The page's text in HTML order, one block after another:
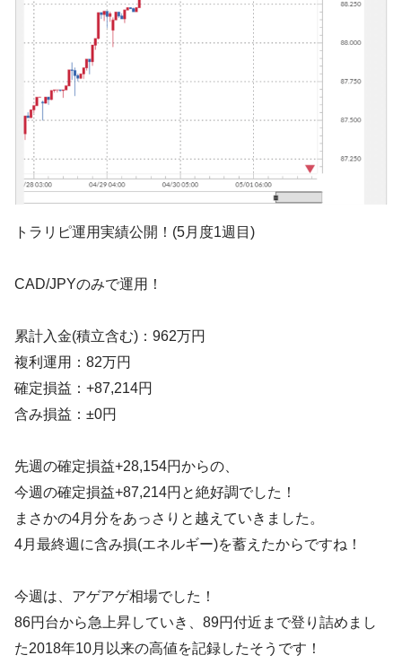
トラリピ運用実績公開！(5月度1週目)
CAD/JPYのみで運用！
累計入金(積立含む)：962万円
複利運用：82万円
確定損益：+87,214円
含み損益：±0円
先週の確定損益+28,154円からの、
今週の確定損益+87,214円と絶好調でした！
まさかの4月分をあっさりと越えていきました。
4月最終週に含み損(エネルギー)を蓄えたからですね！
今週は、アゲアゲ相場でした！
86円台から急上昇していき、89円付近まで登り詰めまし
た2018年10月以来の高値を記録したそうです！